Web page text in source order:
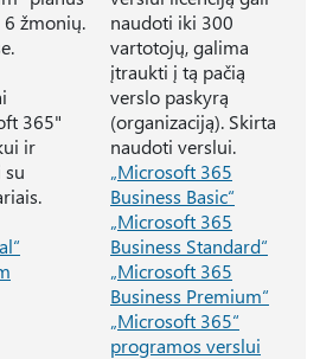
žmonių.
365"
ir
naudoti iki 300
vartotojų, galima
įtraukti į tą pačią
verslo paskyrą
(organizaciją). Skirta
naudoti verslui.
„Microsoft 365
Business Basic“
„Microsoft 365
Business Standard“
„Microsoft 365
Business Premium“
„Microsoft 365“
programos verslui